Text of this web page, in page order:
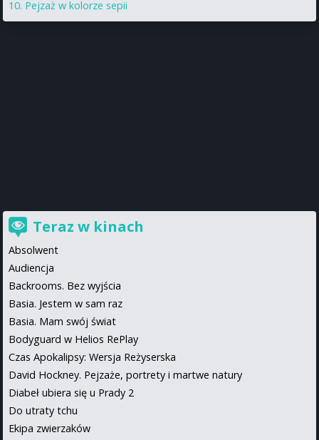
Pejzaż w kolorze sepii
Teraz w kinach
Absolwent
Audiencja
Backrooms. Bez wyjścia
Basia. Jestem w sam raz
Basia. Mam swój świat
Bodyguard w Helios RePlay
Czas Apokalipsy: Wersja Reżyserska
David Hockney. Pejzaże, portrety i martwe natury
Diabeł ubiera się u Prady 2
Do utraty tchu
Ekipa zwierzaków